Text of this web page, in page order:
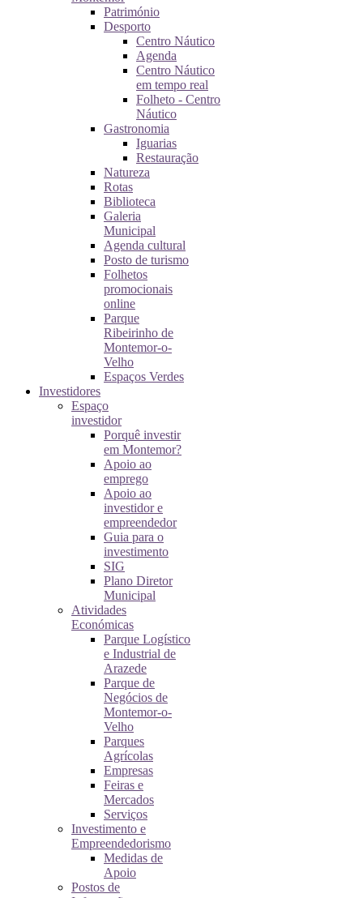
Património
Desporto
Centro Náutico
Agenda
Centro Náutico
em tempo real
Folheto - Centro
Náutico
Gastronomia
Iguarias
Restauração
Natureza
Rotas
Biblioteca
Galeria
Municipal
Agenda cultural
Posto de turismo
Folhetos
promocionais
online
Parque
Ribeirinho de
Montemor-o-
Velho
Espaços Verdes
Investidores
Espaço
investidor
Porquê investir
em Montemor?
Apoio ao
emprego
Apoio ao
investidor e
empreendedor
Guia para o
investimento
SIG
Plano Diretor
Municipal
Atividades
Económicas
Parque Logístico
e Industrial de
Arazede
Parque de
Negócios de
Montemor-o-
Velho
Parques
Agrícolas
Empresas
Feiras e
Mercados
Serviços
Investimento e
Empreendedorismo
Medidas de
Apoio
Postos de